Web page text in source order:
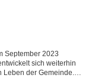
September 2023
sich weiterhin
der Gemeinde.